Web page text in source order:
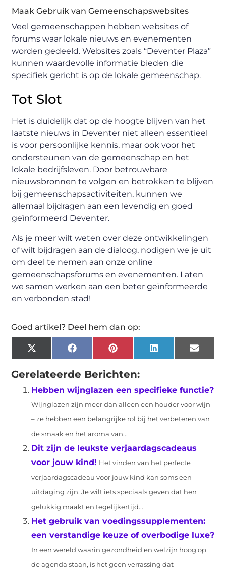
Maak Gebruik van Gemeenschapswebsites
Veel gemeenschappen hebben websites of
forums waar lokale nieuws en evenementen
worden gedeeld. Websites zoals “Deventer Plaza”
kunnen waardevolle informatie bieden die
specifiek gericht is op de lokale gemeenschap.
Tot Slot
Het is duidelijk dat op de hoogte blijven van het
laatste nieuws in Deventer niet alleen essentieel
is voor persoonlijke kennis, maar ook voor het
ondersteunen van de gemeenschap en het
lokale bedrijfsleven. Door betrouwbare
nieuwsbronnen te volgen en betrokken te blijven
bij gemeenschapsactiviteiten, kunnen we
allemaal bijdragen aan een levendig en goed
geïnformeerd Deventer.
Als je meer wilt weten over deze ontwikkelingen
of wilt bijdragen aan de dialoog, nodigen we je uit
om deel te nemen aan onze online
gemeenschapsforums en evenementen. Laten
we samen werken aan een beter geïnformeerde
en verbonden stad!
Goed artikel? Deel hem dan op:
X
(Twitter)
FacebookPinterestLinkedIn Email
Gerelateerde Berichten:
Hebben wijnglazen een specifieke functie?
Wijnglazen zijn meer dan alleen een houder voor wijn
– ze hebben een belangrijke rol bij het verbeteren van
de smaak en het aroma van...
Dit zijn de leukste verjaardagscadeaus
voor jouw kind! Het vinden van het perfecte
verjaardagscadeau voor jouw kind kan soms een
uitdaging zijn. Je wilt iets speciaals geven dat hen
gelukkig maakt en tegelijkertijd...
Het gebruik van voedingssupplementen:
een verstandige keuze of overbodige luxe?
In een wereld waarin gezondheid en welzijn hoog op
de agenda staan, is het geen verrassing dat